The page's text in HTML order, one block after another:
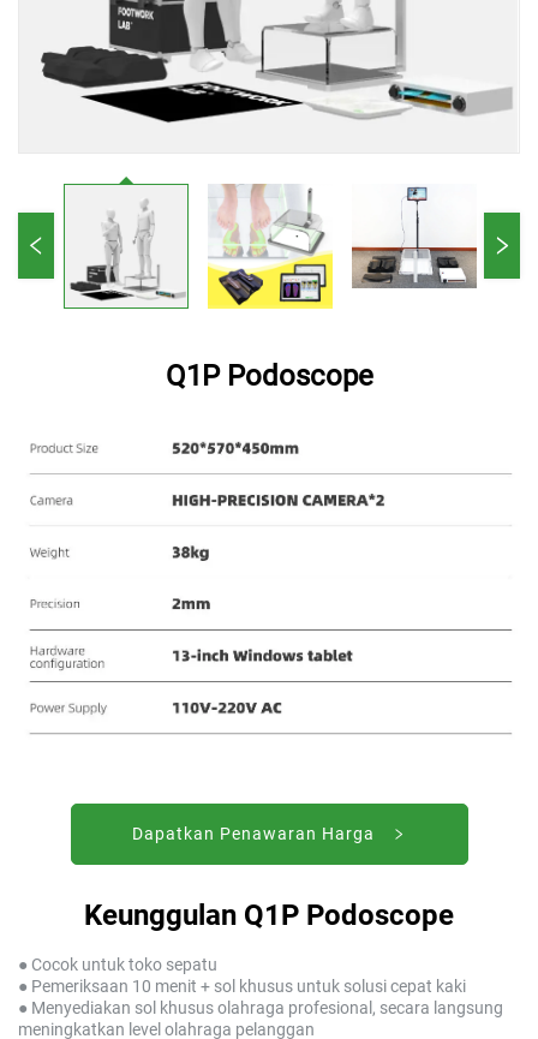
Q1P Podoscope
Dapatkan Penawaran Harga
Keunggulan Q1P Podoscope
● Cocok untuk toko sepatu
● Pemeriksaan 10 menit + sol khusus untuk solusi cepat kaki
● Menyediakan sol khusus olahraga profesional, secara langsung
meningkatkan level olahraga pelanggan